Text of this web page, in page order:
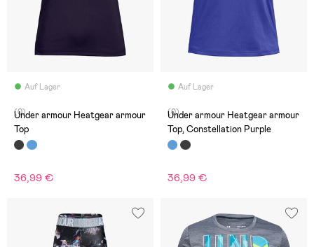
Auf Lager
(0)
Under armour Heatgear armour
Top
36,99 €
Auf Lager
(0)
Under armour Heatgear armour
Top, Constellation Purple
36,99 €